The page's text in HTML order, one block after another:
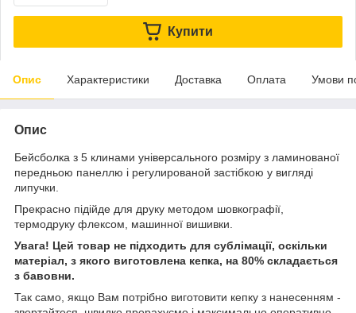
Купити
Опис Характеристики Доставка Оплата Умови
Опис
Бейсболка з 5 клинами універсального розміру з ламинованої
передньою панеллю і регулированой застібкою у вигляді
липучки.
Прекрасно підійде для друку методом шовкографії,
термодруку флексом, машинної вишивки.
Увага! Цей товар не підходить для сублімації, оскільки
матеріал, з якого виготовлена кепка, на 80% складається
з бавовни.
Так само, якщо Вам потрібно виготовити кепку з нанесенням -